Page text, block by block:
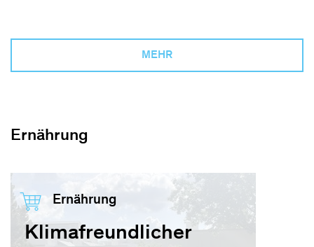
MEHR
Ernährung
Ernährung
Klimafreundlicher